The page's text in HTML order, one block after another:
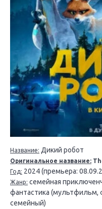
Название: Дикий робот
Оригинальное название:
Год: 2024 (премьера:
Жанр: семейная
фантастика (мультфильм,
семейный)